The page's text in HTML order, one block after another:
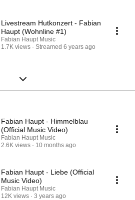
Livestream Hutkonzert - Fabian
Haupt (Wohnline #1)
Fabian Haupt Music
1.7K views
Streamed 6 years ago
Fabian Haupt - Himmelblau
(Official Music Video)
Fabian Haupt Music
2.6K views
10 months ago
Fabian Haupt - Liebe (Official
Music Video)
Fabian Haupt Music
12K views
3 years ago